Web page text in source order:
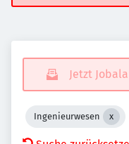
Jetzt
Ingenieurwesen